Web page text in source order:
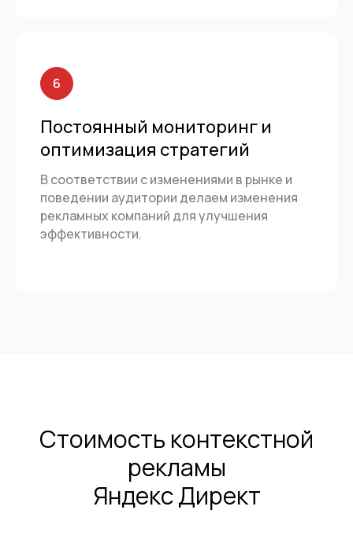
Постоянный мониторинг и
оптимизация стратегий
В соответствии с изменениями в рынке и
поведении аудитории делаем изменения
рекламных компаний для улучшения
эффективности.
Стоимость контекстной
рекламы
Яндекс Директ